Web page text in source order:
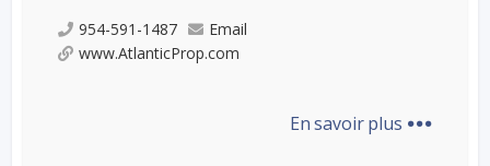
954-591-1487
Email
www.AtlanticProp.com
En savoir plus ...